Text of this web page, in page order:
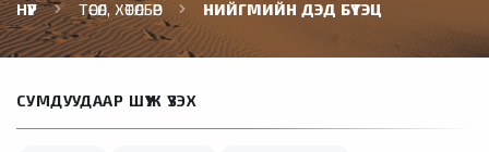
НҮҮР ТӨСӨЛ, ХӨТӨЛБӨР НИЙГМИЙН ДЭД БҮТЭЦ
СУМДУУДААР ШҮҮЖ ҮЗЭХ